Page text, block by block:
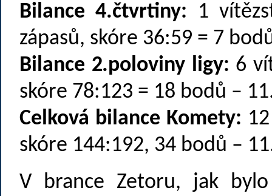
Bilance 4.čtvrtiny: 1
zápasů, skóre 36:59 = 7
Bilance 2.poloviny ligy: 6
skóre 78:123 = 18 bodů –
Celková bilance Komety:
skóre 144:192, 34 bodů –
V brance Zetoru, jak